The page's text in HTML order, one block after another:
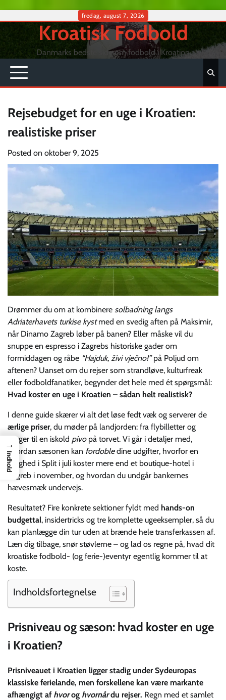
content
fredag, august 7, 2026
Kroatisk Fodbold
Danmarks bedste side om fodbold i Kroation
Rejsebudget for en uge i Kroatien:
realistiske priser
Posted on oktober 9, 2025
Drømmer du om at kombinere solbadning langs
Adriaterhavets turkise kystmed en svedig aften på Maksimir,
når Dinamo Zagreb løber på banen? Eller måske vil du
snuppe en espresso i Zagrebs historiske gader om
formiddagen og råbe “Hajduk, živi vječno!”på Poljud om
aftenen? Uanset om du rejser som strandløve, kulturfreak
eller fodboldfanatiker, begynder det hele med ét spørgsmål:
Hvad koster en uge i Kroatien – sådan helt realistisk?
I denne guide skærer vi alt det løse fedt væk og serverer de
ærlige priser, du møder på landjorden: fra flybilletter og
færger til en iskold pivopå torvet. Vi går i detaljer med,
hvordan sæsonen kan fordobledine udgifter, hvorfor en
lejlighed i Split i juli koster mere end et boutique-hotel i
Zagreb i november, og hvordan du undgår bankernes
hævesmæk undervejs.
Resultatet? Fire konkrete sektioner fyldt med hands-on
budgettal, insidertricks og tre komplette ugeeksempler, så du
kan planlægge din tur uden at brænde hele transferkassen af.
Læn dig tilbage, snør støvlerne – og lad os regne på, hvad dit
kroatiske fodbold- (og ferie-)eventyr egentlig kommer til at
koste.
Indholdsfortegnelse
Prisniveau og sæson: hvad koster en uge
i Kroatien?
Prisniveauet i Kroatien ligger stadig under Sydeuropas
klassiske ferie­lande, men forskellene kan være markante
afhængigt af hvorog hvornårdu rejser. Regn med et samlet
→
Indhold